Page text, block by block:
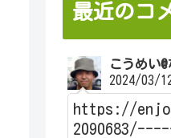
最近のコ
こうめい
2024/03/
https://